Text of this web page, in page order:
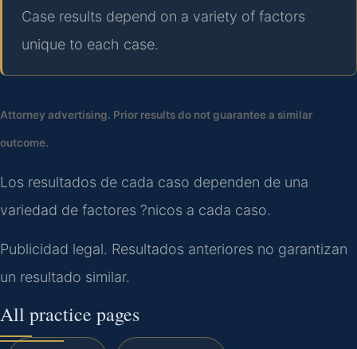
Case results depend on a variety of factors
unique to each case.
Attorney advertising. Prior results do not guarantee a similar
outcome.
Los resultados de cada caso dependen de una
variedad de factores ?nicos a cada caso.
Publicidad legal. Resultados anteriores no garantizan
un resultado similar.
All practice pages